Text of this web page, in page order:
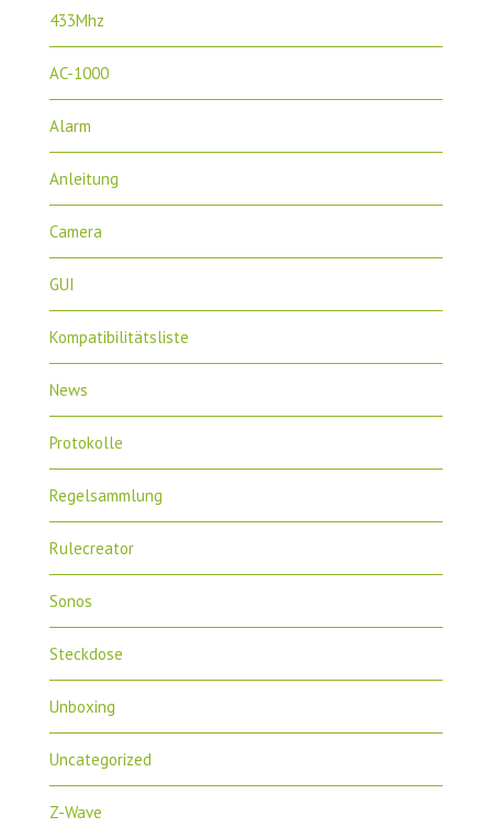
433Mhz
AC-1000
Alarm
Anleitung
Camera
GUI
Kompatibilitätsliste
News
Protokolle
Regelsammlung
Rulecreator
Sonos
Steckdose
Unboxing
Uncategorized
Z-Wave